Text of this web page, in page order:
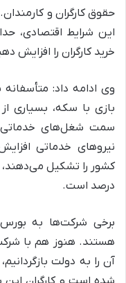
حقوق کارگران و
این شرایط اقتصادی،
خرید کارگران را افزایش
وی ادامه داد: متأسفانه
بازی با سکه، بسیاری
سمت شغل‌های خدماتی
درصد است.
برخی شرکت‌ها به بورس
هستند. هنوز هم با شرکت
آن را به دولت